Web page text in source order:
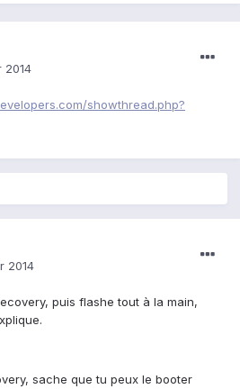
2014
showthread.php?
2014
puis flashe tout à la main,
sache que tu peux le booter